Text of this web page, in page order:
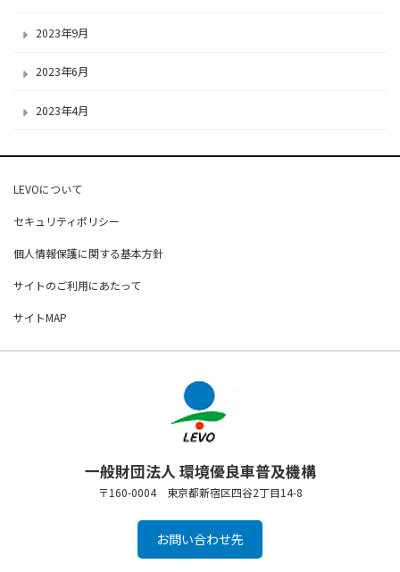
2023年9月
2023年6月
2023年4月
LEVOについて
セキュリティポリシー
個人情報保護に関する基本方針
サイトのご利用にあたって
サイトMAP
一般財団法人 環境優良車普及機構
〒160-0004 東京都新宿区四谷2丁目14-8
お問い合わせ先